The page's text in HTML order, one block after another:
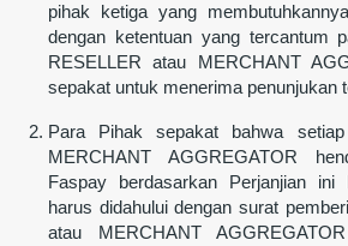
pihak ketiga yang
dengan ketentuan yang tercantum
RESELLER atau MERCHANT
sepakat untuk menerima penunjukan
Para Pihak sepakat bahwa
MERCHANT AGGREGATOR
Faspay berdasarkan Perjanjian ini
harus didahului dengan surat
atau MERCHANT